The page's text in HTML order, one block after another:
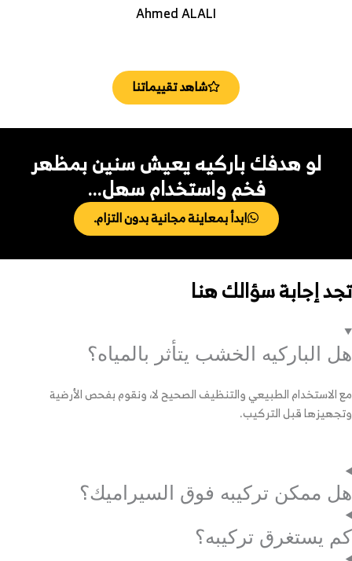
Ahmed ALALI
شاهد تقييماتنا
هدفك باركيه يعيش سنين بمظهر
فخم واستخدام سهل…
ابدأ بمعاينة مجانية بدون التزام.
سؤالك هنا
الخشب يتأثر بالمياه؟
الطبيعي والتنظيف الصحيح لا، ونقوم بفحص الأرضية
التركيب.
تركيبه فوق السيراميك؟
تركيبه؟